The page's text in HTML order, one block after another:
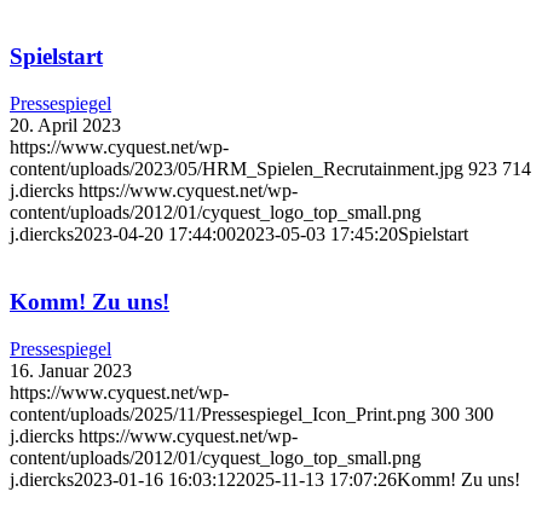
Spielstart
Pressespiegel
20. April 2023
https://www.cyquest.net/wp-
content/uploads/2023/05/HRM_Spielen_Recrutainment.jpg 923 714
j.diercks https://www.cyquest.net/wp-
content/uploads/2012/01/cyquest_logo_top_small.png
j.diercks2023-04-20 17:44:002023-05-03 17:45:20Spielstart
Komm! Zu uns!
Pressespiegel
16. Januar 2023
https://www.cyquest.net/wp-
content/uploads/2025/11/Pressespiegel_Icon_Print.png 300 300
j.diercks https://www.cyquest.net/wp-
content/uploads/2012/01/cyquest_logo_top_small.png
j.diercks2023-01-16 16:03:122025-11-13 17:07:26Komm! Zu uns!